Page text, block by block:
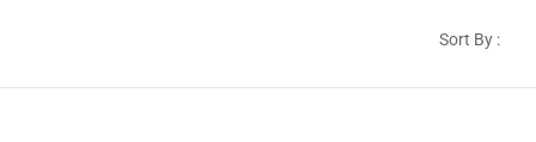
Sort By :